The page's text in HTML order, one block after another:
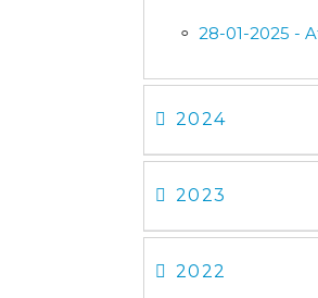
28-01-2025 -
2024
2023
2022